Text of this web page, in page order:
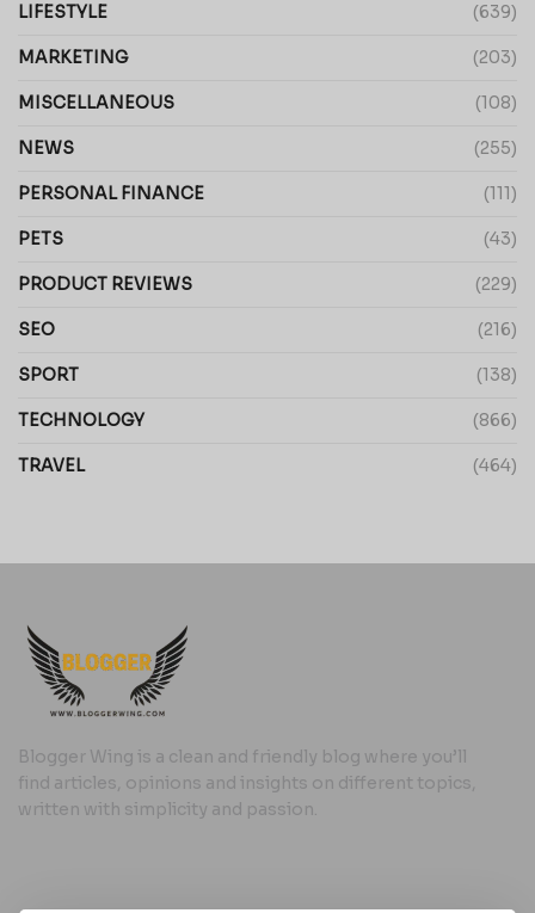
LIFESTYLE (639)
MARKETING (203)
MISCELLANEOUS (108)
NEWS (255)
PERSONAL FINANCE (111)
PETS (43)
PRODUCT REVIEWS (229)
SEO (216)
SPORT (138)
TECHNOLOGY (866)
TRAVEL (464)
Blogger Wing is a clean and friendly blog where you’ll
find articles, opinions and insights on different topics,
written with simplicity and passion.